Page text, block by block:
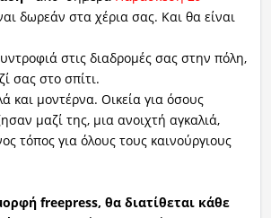
δωρεάν στα χέρια σας. Και θα είναι
στις διαδρομές σας στην πόλη,
σας στο σπίτι.
και μοντέρνα. Οικεία για όσους
μαζί της, μια ανοιχτή αγκαλιά,
τόπος για όλους τους καινούργιους
freepress, θα διατίθεται κάθε